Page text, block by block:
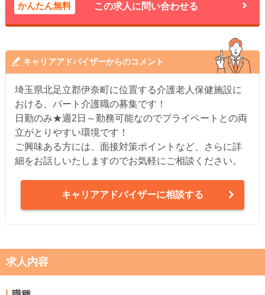
かんたん無料 この求人に問い合わせる
キャリアアドバイザーからのコメント
埼玉県北足立郡伊奈町に位置する介護老人保健施設に
おける、パート介護職の募集です！
日勤のみ★週2日～勤務可能なのでプライベートとの両
立がとりやすい環境です！
ご興味ある方には、面接対策ポイントなど、さらに詳
細をお話しいたしますのでお気軽にご相談ください。
キャリアアドバイザーに相談する
求人内容